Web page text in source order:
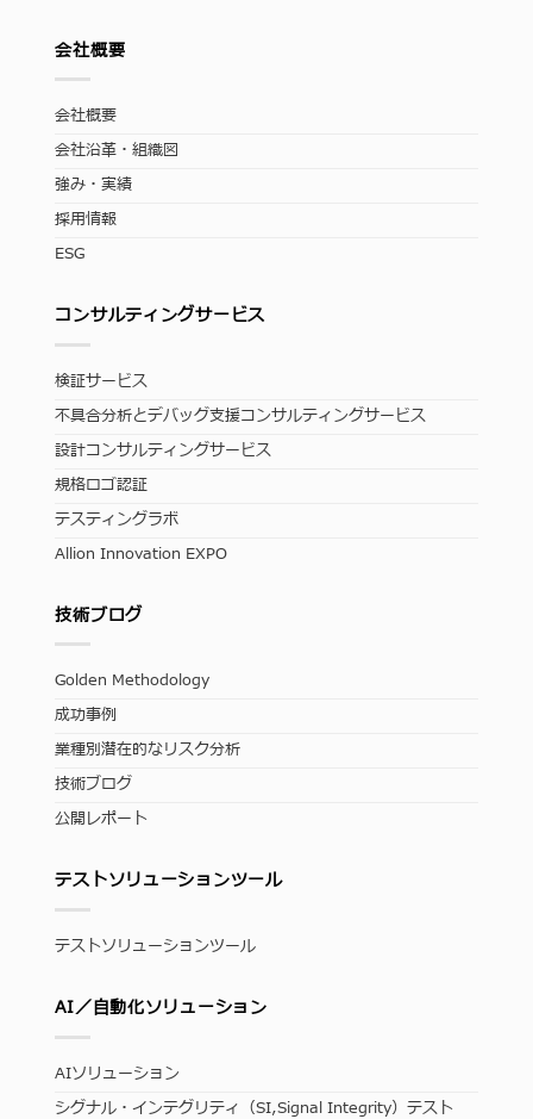
会社概要
会社概要
会社沿革・組織図
強み・実績
採用情報
ESG
コンサルティングサービス
検証サービス
不具合分析とデバッグ支援コンサルティングサービス
設計コンサルティングサービス
規格ロゴ認証
テスティングラボ
Allion Innovation EXPO
技術ブログ
Golden Methodology
成功事例
業種別潜在的なリスク分析
技術ブログ
公開レポート
テストソリューションツール
テストソリューションツール
AI／自動化ソリューション
AIソリューション
シグナル・インテグリティ（SI,Signal Integrity）テスト